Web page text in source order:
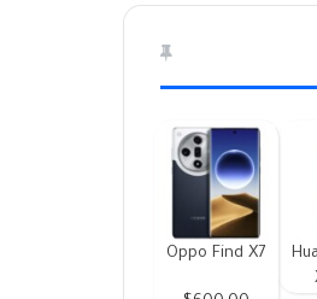
Oppo Find X7